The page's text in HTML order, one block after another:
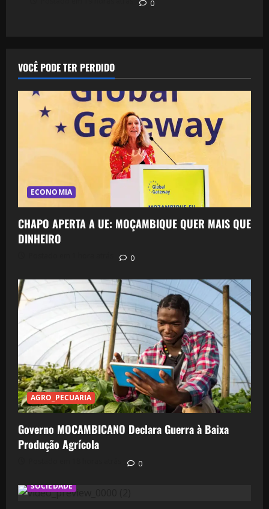
0
VOCÊ PODE TER PERDIDO
ECONOMIA
CHAPO APERTA A UE: MOÇAMBIQUE QUER MAIS QUE
DINHEIRO
0
AGRO_PECUARIA
Governo MOCAMBICANO Declara Guerra à Baixa
Produção Agrícola
0
SOCIEDADE